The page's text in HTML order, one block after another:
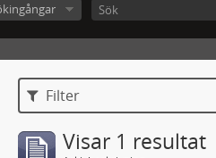
Filter
Visar 1 resultat